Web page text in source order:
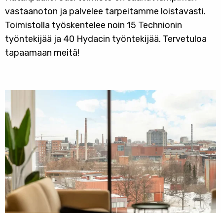
vastaanoton ja palvelee tarpeitamme loistavasti.
Toimistolla työskentelee noin 15 Technionin
työntekijää ja 40 Hydacin työntekijää. Tervetuloa
tapaamaan meitä!